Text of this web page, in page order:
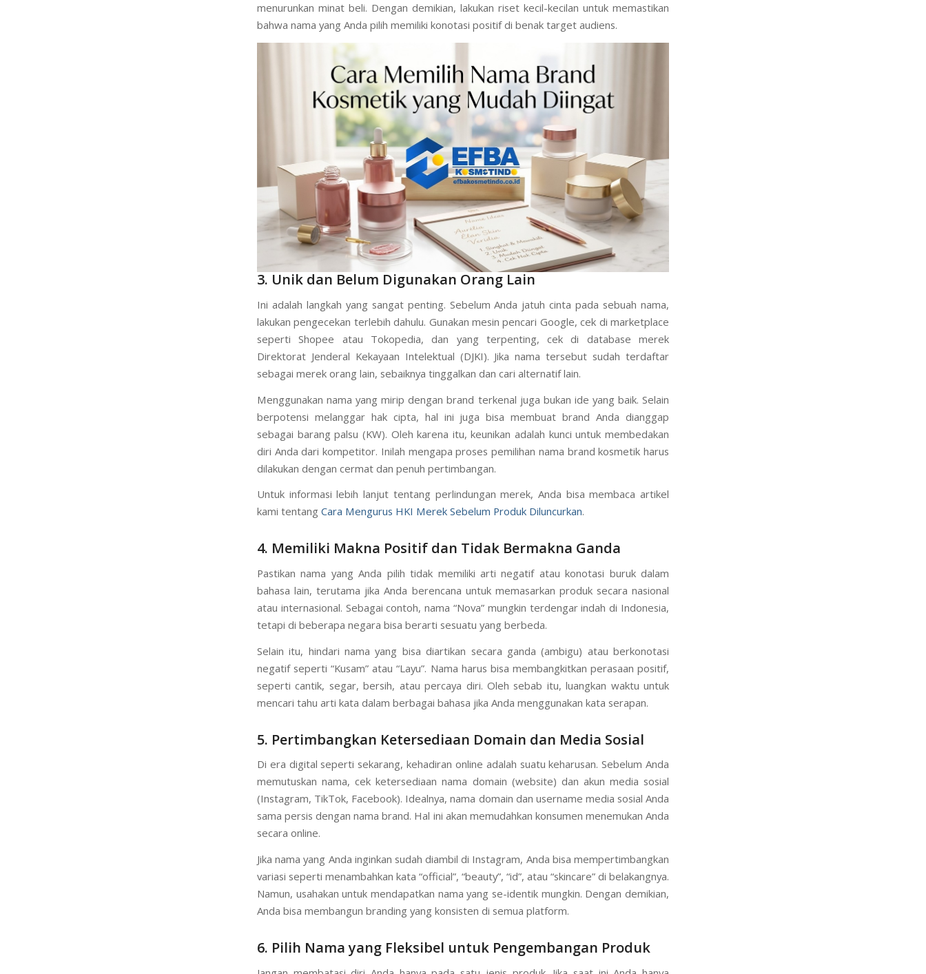
menurunkan minat beli. Dengan demikian, lakukan riset kecil-kecilan untuk memastikan
bahwa nama yang Anda pilih memiliki konotasi positif di benak target audiens.
3. Unik dan Belum Digunakan Orang Lain
Ini adalah langkah yang sangat penting. Sebelum Anda jatuh cinta pada sebuah nama,
lakukan pengecekan terlebih dahulu. Gunakan mesin pencari Google, cek di marketplace
seperti Shopee atau Tokopedia, dan yang terpenting, cek di database merek
Direktorat Jenderal Kekayaan Intelektual (DJKI). Jika nama tersebut sudah terdaftar
sebagai merek orang lain, sebaiknya tinggalkan dan cari alternatif lain.
Menggunakan nama yang mirip dengan brand terkenal juga bukan ide yang baik. Selain
berpotensi melanggar hak cipta, hal ini juga bisa membuat brand Anda dianggap
sebagai barang palsu (KW). Oleh karena itu, keunikan adalah kunci untuk membedakan
diri Anda dari kompetitor. Inilah mengapa proses pemilihan nama brand kosmetik harus
dilakukan dengan cermat dan penuh pertimbangan.
Untuk informasi lebih lanjut tentang perlindungan merek, Anda bisa membaca artikel
kami tentang Cara Mengurus HKI Merek Sebelum Produk Diluncurkan.
4. Memiliki Makna Positif dan Tidak Bermakna Ganda
Pastikan nama yang Anda pilih tidak memiliki arti negatif atau konotasi buruk dalam
bahasa lain, terutama jika Anda berencana untuk memasarkan produk secara nasional
atau internasional. Sebagai contoh, nama “Nova” mungkin terdengar indah di Indonesia,
tetapi di beberapa negara bisa berarti sesuatu yang berbeda.
Selain itu, hindari nama yang bisa diartikan secara ganda (ambigu) atau berkonotasi
negatif seperti “Kusam” atau “Layu”. Nama harus bisa membangkitkan perasaan positif,
seperti cantik, segar, bersih, atau percaya diri. Oleh sebab itu, luangkan waktu untuk
mencari tahu arti kata dalam berbagai bahasa jika Anda menggunakan kata serapan.
5. Pertimbangkan Ketersediaan Domain dan Media Sosial
Di era digital seperti sekarang, kehadiran online adalah suatu keharusan. Sebelum Anda
memutuskan nama, cek ketersediaan nama domain (website) dan akun media sosial
(Instagram, TikTok, Facebook). Idealnya, nama domain dan username media sosial Anda
sama persis dengan nama brand. Hal ini akan memudahkan konsumen menemukan Anda
secara online.
Jika nama yang Anda inginkan sudah diambil di Instagram, Anda bisa mempertimbangkan
variasi seperti menambahkan kata “official”, “beauty”, “id”, atau “skincare” di belakangnya.
Namun, usahakan untuk mendapatkan nama yang se-identik mungkin. Dengan demikian,
Anda bisa membangun branding yang konsisten di semua platform.
6. Pilih Nama yang Fleksibel untuk Pengembangan Produk